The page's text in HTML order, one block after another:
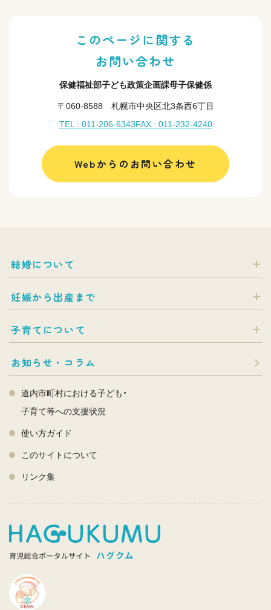
このページに関する
お問い合わせ
保健福祉部子ども政策企画課母子保健係
〒060-8588 札幌市中央区北3条西6丁目
TEL : 011-206-6343FAX : 011-232-4240
Webからのお問い合わせ
結婚について
妊娠から出産まで
子育てについて
お知らせ・コラム
道内市町村における子ども・
子育て等への支援状況
使い方ガイド
このサイトについて
リンク集